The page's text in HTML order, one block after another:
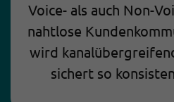
Voice- als auch Non-
nahtlose
wird
sichert so